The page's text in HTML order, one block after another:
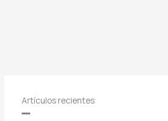
Artículos recientes